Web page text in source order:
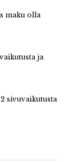
maku olla
ja
sivuvaikutusta